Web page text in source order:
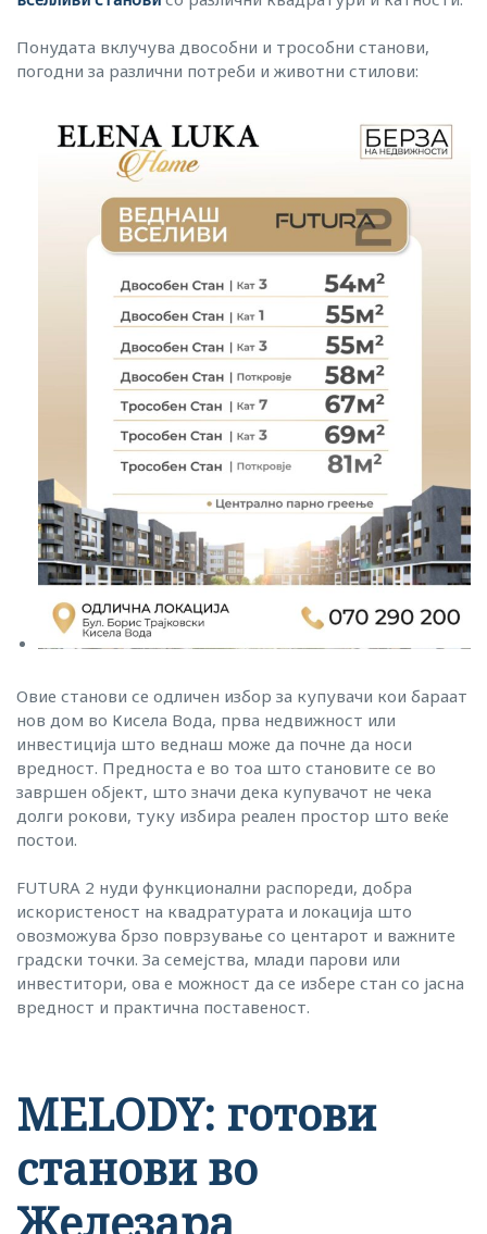
Понудата вклучува двособни и трособни станови,
погодни за различни потреби и животни стилови:
Овие станови се одличен избор за купувачи кои бараат
нов дом во Кисела Вода, прва недвижност или
инвестиција што веднаш може да почне да носи
вредност. Предноста е во тоа што становите се во
завршен објект, што значи дека купувачот не чека
долги рокови, туку избира реален простор што веќе
постои.
FUTURA 2 нуди функционални распореди, добра
искористеност на квадратурата и локација што
овозможува брзо поврзување со центарот и важните
градски точки. За семејства, млади парови или
инвеститори, ова е можност да се избере стан со јасна
вредност и практична поставеност.
MELODY: готови
станови во